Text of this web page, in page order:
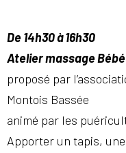
De 14h30 à 16h30
Atelier massage
proposé par
Montois Bassée
animé par les
Apporter un tapis,